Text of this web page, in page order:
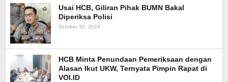
Usai HCB, Giliran Pihak BUMN Bakal
Diperiksa Polisi
October 30, 2024
HCB Minta Penundaan Pemeriksaan dengan
Alasan Ikut UKW, Ternyata Pimpin Rapat di
VOI.ID